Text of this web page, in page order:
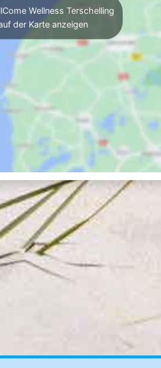
Wellness Terschelling
der Karte anzeigen